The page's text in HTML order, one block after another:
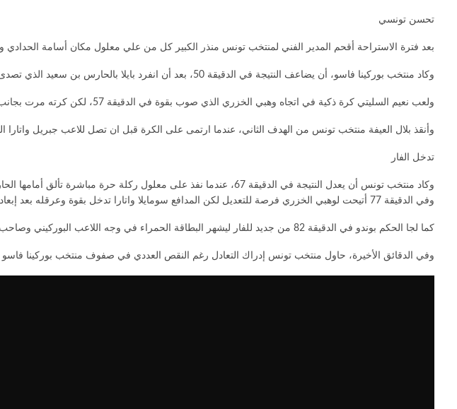
تحسن تونسي
بعد فترة الاستراحة أقحم المدير الفني لمنتخب تونس منذر الكبير كل من علي معلول مكان أسامة الحدادي
وكاد منتخب بوركينا فاسو، أن يضاعف النتيجة في الدقيقة 50، بعد أن انفرد بايلا بالحارس بن سعيد الذي تصدى للكرة في النهاية.
ولعب نعيم السليتي كرة ذكية في اتجاه وهبي الخزري الذي صوب بقوة في الدقيقة 57، لكن كرته مرت بجانب مرمى الحارس البوركيني هيرفي كوفي.
وأنقذ بلال العيفة منتخب تونس من الهدف الثاني، عندما ارتمى على الكرة قبل ان تصل للاعب جبريل واتارا
تدخل الفار
وكاد منتخب تونس أن يعدل النتيجة في الدقيقة 67، عندما نفذ على معلول ركلة حرة مباشرة تألق أمامها الحارس كوفي الذي أخرج الكرة إلى الركنية.
وفي الدقيقة 77 أتيحت لوهبي الخزري فرصة للتعديل لكن المدافع سومايلا واتارا تدخل بقوة وعرقله بعد إبعاد الكرة، ليلجأ الحكم البوتسواني إلى الفار لكنه، أعلن أنه لا وجود لركلة جزاء.
كما لجا الحكم بوندو في الدقيقة 82 من جديد للفار ليشهر البطاقة الحمراء في وجه اللاعب البوركيني وصاحب الهدف دانجو واتارا، بعد تعمده ضرب علي معلول على وجهه بمرفق اليد.
وفي الدقائق الأخيرة، حاول منتخب تونس إدراك التعادل رغم النقص العددي في صفوف منتخب بوركينا